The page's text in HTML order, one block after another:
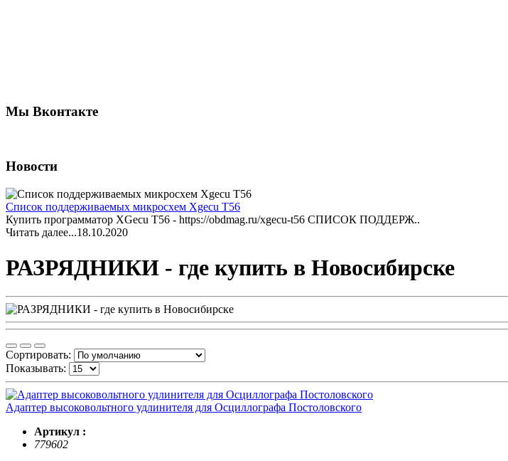
Мы Вконтакте
Новости
Список поддерживаемых микросхем Xgecu T56
Купить программатор XGecu T56 - https://obdmag.ru/xgecu-t56 СПИСОК ПОДДЕРЖ..
Читать далее...18.10.2020
РАЗРЯДНИКИ - где купить в Новосибирске
Сортировать:
Показывать:
Адаптер высоковольтного удлинителя для Осциллографа Постоловского
Артикул :
779602